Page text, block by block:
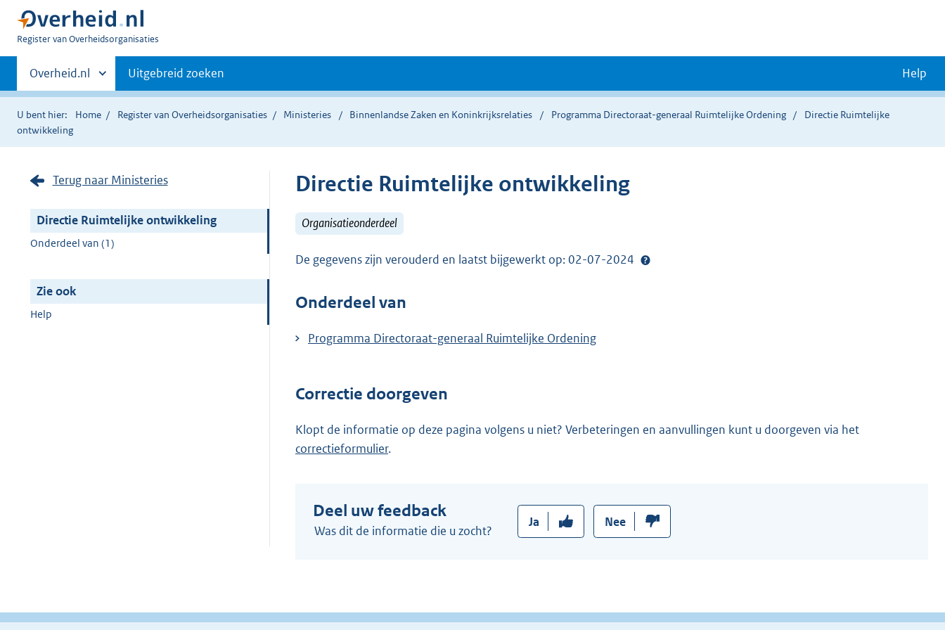
U
Register van Overheidsorganisaties
Primaire
navigatie
Andere
sites
binnen
Overheid.nl Uitgebreid zoeken Help
U bent hier: Home Register van Overheidsorganisaties Ministeries Binnenlandse Zaken en Koninkrijksrelaties Programma Directoraat-generaal Ruimtelijke Ordening
Directie Ruimtelijke
ontwikkeling
Terug naar Ministeries
Directie Ruimtelijke ontwikkeling
Onderdeel van (1)
Zie ook
Help
Directie Ruimtelijke ontwikkeling
Organisatieonderdeel
De gegevens zijn verouderd en laatst bijgewerkt op: 02-07-2024
Onderdeel van
Programma Directoraat-generaal Ruimtelijke Ordening
Correctie doorgeven
Klopt de informatie op deze pagina volgens u niet? Verbeteringen en aanvullingen kunt u doorgeven via het
correctieformulier.
Deel uw feedback
Was dit de informatie die u zocht?
Ja Nee